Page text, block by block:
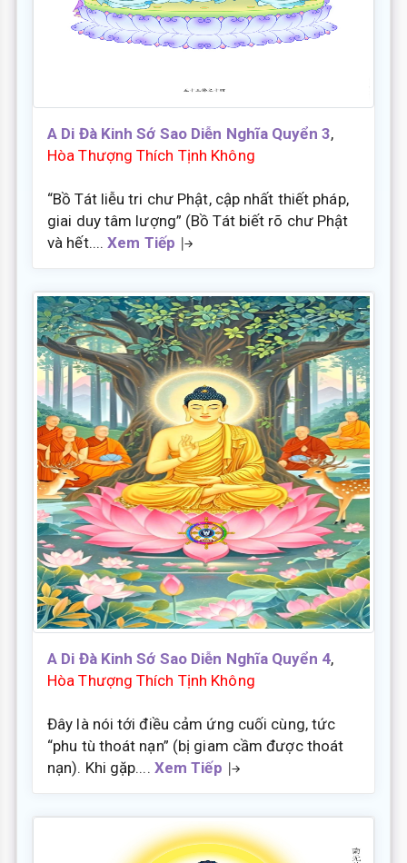
A Di Đà Kinh Sớ Sao Diễn Nghĩa Quyển 3,
Hòa Thượng Thích Tịnh Không
“Bồ Tát liễu tri chư Phật, cập nhất thiết pháp,
giai duy tâm lượng” (Bồ Tát biết rõ chư Phật
và hết....Xem Tiếp
A Di Đà Kinh Sớ Sao Diễn Nghĩa Quyển 4,
Hòa Thượng Thích Tịnh Không
Đây là nói tới điều cảm ứng cuối cùng, tức
“phu tù thoát nạn” (bị giam cầm được thoát
nạn). Khi gặp.... Xem Tiếp